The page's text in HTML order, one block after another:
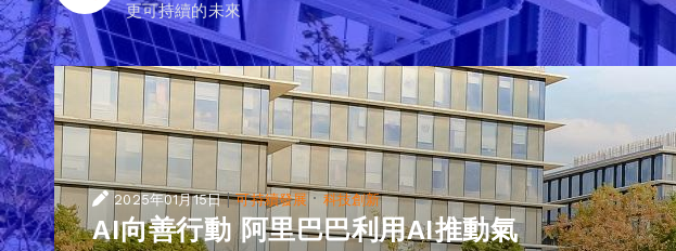
更可持續的未來
2025年01月15日 |可持續發展· 科技創新
AI向善行動 阿里巴巴利用AI推動氣